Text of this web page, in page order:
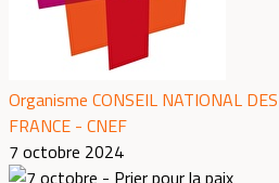
Organisme CONSEIL NATIONAL
FRANCE - CNEF
7 octobre 2024